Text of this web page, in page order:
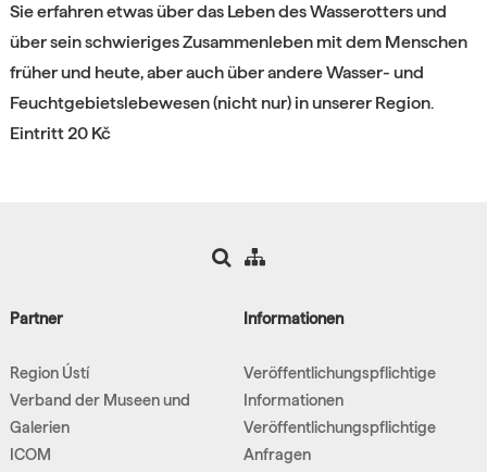
Sie erfahren etwas über das Leben des Wasserotters und
über sein schwieriges Zusammenleben mit dem Menschen
früher und heute, aber auch über andere Wasser- und
Feuchtgebietslebewesen (nicht nur) in unserer Region.
Eintritt 20 Kč
Partner
Region Ústí
Verband der Museen und
Galerien
ICOM
Informationen
Veröffentlichungspflichtige
Informationen
Veröffentlichungspflichtige
Anfragen